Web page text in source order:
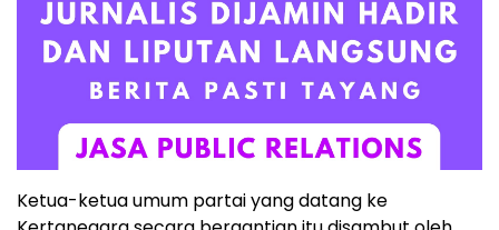
Ketua-ketua umum partai yang datang ke